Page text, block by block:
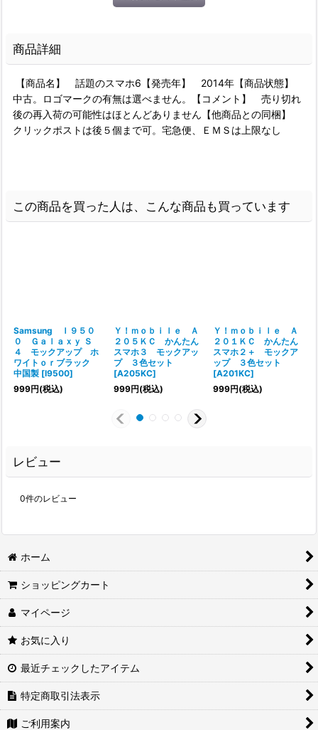
商品詳細
【商品名】 話題のスマホ6【発売年】 2014年【商品状態】
中古。ロゴマークの有無は選べません。【コメント】 売り切れ
後の再入荷の可能性はほとんどありません【他商品との同梱】
クリックポストは後５個まで可。宅急便、ＥＭＳは上限なし
この商品を買った人は、こんな商品も買っています
Samsung Ｉ９５０
０ Ｇａｌａｘｙ Ｓ
４ モックアップ ホ
ワイトｏｒブラック
中国製 [I9500]
999円(税込)
Ｙ！ｍｏｂｉｌｅ Ａ
２０５ＫＣ かんたん
スマホ３ モックアッ
プ ３色セット
[A205KC]
999円(税込)
Ｙ！ｍｏｂｉｌｅ Ａ
２０１ＫＣ かんたん
スマホ２＋ モックア
ップ ３色セット
[A201KC]
999円(税込)
レビュー
0件のレビュー
ホーム
ショッピングカート
マイページ
お気に入り
最近チェックしたアイテム
特定商取引法表示
ご利用案内